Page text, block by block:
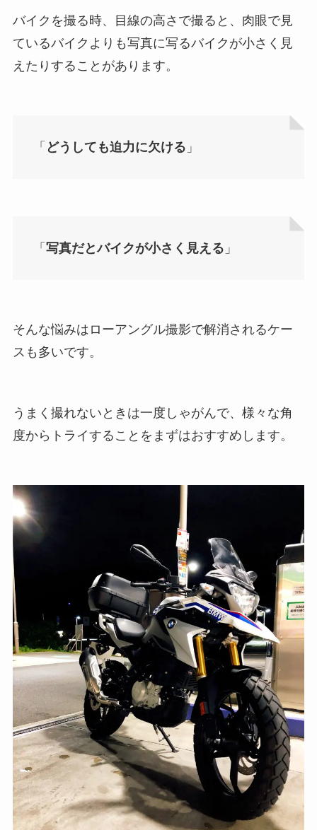
バイクを撮る時、目線の高さで撮ると、肉眼で見
ているバイクよりも写真に写るバイクが小さく見
えたりすることがあります。
「 どうしても迫力に欠ける 」
「 写真だとバイクが小さく見える 」
そんな悩みはローアングル撮影で解消されるケー
スも多いです。
うまく撮れないときは一度しゃがんで、様々な角
度からトライすることをまずはおすすめします。